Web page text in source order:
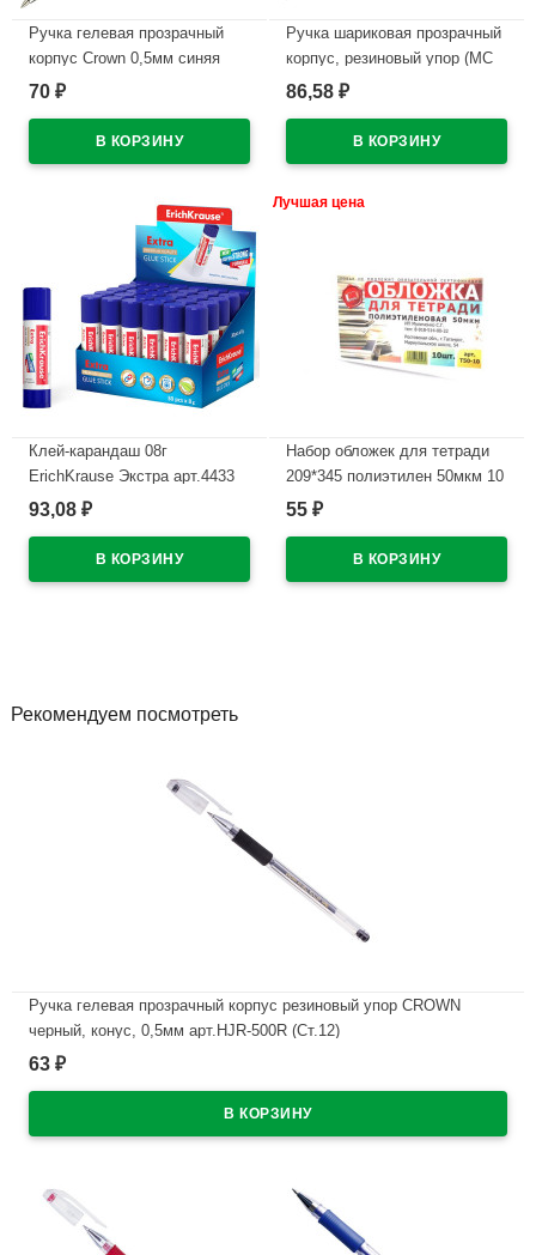
Ручка гелевая прозрачный
корпус Crown 0,5мм синяя
В наличии
70 ₽
Ручка шариковая прозрачный
корпус, резиновый упор (MC
Gold) зеленый, 0,5мм, масло
86,58 ₽
Клей-карандаш 08г
ErichKrause Экстра арт.4433
(Ст.30)
93,08 ₽
Лучшая цена
Набор обложек для тетради
209*345 полиэтилен 50мкм 10
штук в наборе арт Т50-10
55 ₽
Рекомендуем посмотреть
Ручка гелевая прозрачный корпус резиновый упор CROWN
черный, конус, 0,5мм арт.HJR-500R (Ст.12)
В наличии
63 ₽